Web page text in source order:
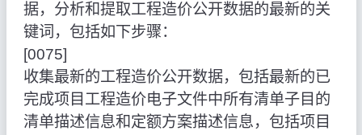
据，分析和提取工程造价公开数据的最新的关
键词，包括如下步骤：
[0075]
收集最新的工程造价公开数据，包括最新的已
完成项目工程造价电子文件中所有清单子目的
清单描述信息和定额方案描述信息，包括项目